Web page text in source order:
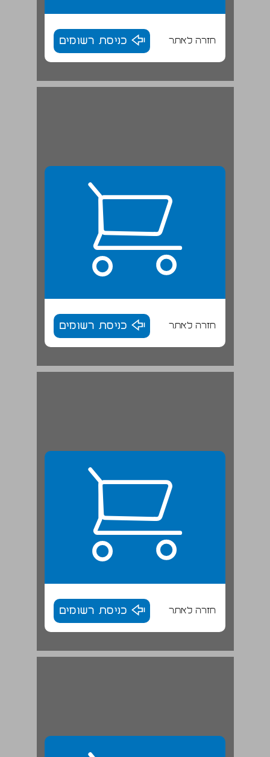
חזרה לאתר כניסת רשומים
פרק 1. היעילות והאפקטיביות של עבודת בתי הדין ... 28
חזרה לאתר כניסת רשומים
חזרה לאתר כניסת רשומים